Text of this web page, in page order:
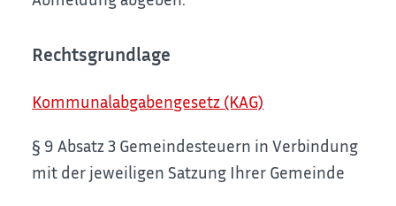
Rechtsgrundlage
Kommunalabgabengesetz (KAG)
§ 9 Absatz 3 Gemeindesteuern in Verbindung
mit der jeweiligen Satzung Ihrer Gemeinde